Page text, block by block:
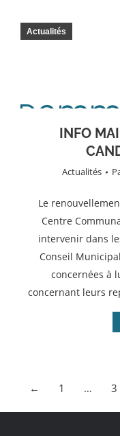
INFO
Actualités
Actualités
Le
Centre
intervenir dans
Conseil
concernées à
concernant leurs
← 1 … 3